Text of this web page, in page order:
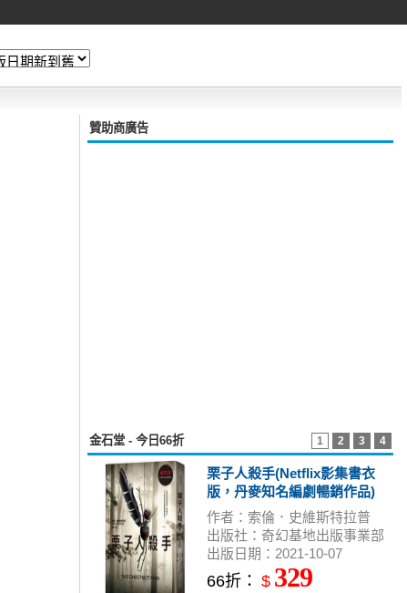
贊助商廣告
1 2 3 4
金石堂 - 今日66折
栗子人殺手(Netflix影集書衣
版，丹麥知名編劇暢銷作品)
作者：索倫．史維斯特拉普
出版社：奇幻基地出版事業部
出版日期：2021-10-07
66折： $ 329